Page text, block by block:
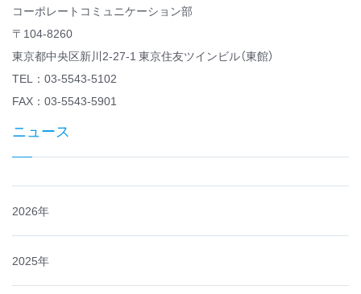
コーポレートコミュニケーション部
〒104-8260
東京都中央区新川2-27-1 東京住友ツインビル（東館）
TEL：03-5543-5102
FAX：03-5543-5901
ニュース
2026年
2025年